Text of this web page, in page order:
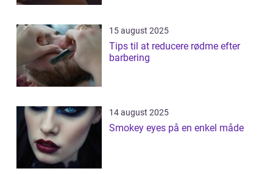
15 august 2025
Tips til at reducere rødme efter
barbering
14 august 2025
Smokey eyes på en enkel måde